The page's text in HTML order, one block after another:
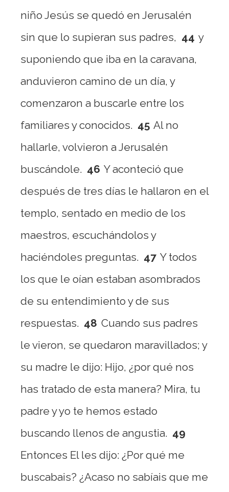
niño Jesús se quedó en Jerusalén
sin que lo supieran sus padres, 44 y
suponiendo que iba en la caravana,
anduvieron camino de un día, y
comenzaron a buscarle entre los
familiares y conocidos. 45 Al no
hallarle, volvieron a Jerusalén
buscándole. 46 Y aconteció que
después de tres días le hallaron en el
templo, sentado en medio de los
maestros, escuchándolos y
haciéndoles preguntas. 47 Y todos
los que le oían estaban asombrados
de su entendimiento y de sus
respuestas. 48 Cuando sus padres
le vieron, se quedaron maravillados; y
su madre le dijo: Hijo, ¿por qué nos
has tratado de esta manera? Mira, tu
padre y yo te hemos estado
buscando llenos de angustia. 49
Entonces El les dijo: ¿Por qué me
buscabais? ¿Acaso no sabíais que me